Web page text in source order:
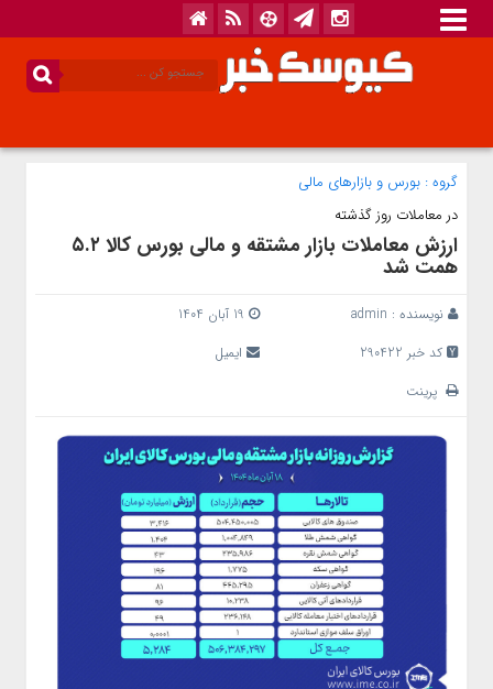
گروه : بورس و بازار‌های مالی
در معاملات روز گذشته
ارزش معاملات بازار مشتقه و مالی بورس کالا ۵.۲
همت شد
نویسنده : admin
کد خبر 290422
ایمیل
پرینت